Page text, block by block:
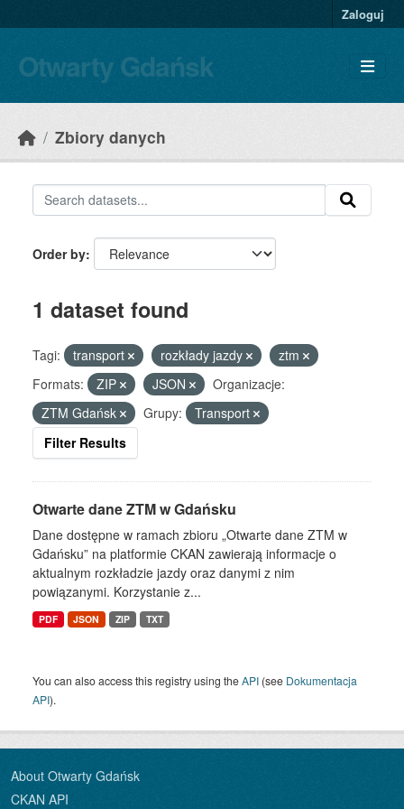
Zaloguj
Otwarty Gdańsk
Zbiory danych
Order by
1 dataset found
Tagi: transport rozkłady jazdy
ztm
Formats:
ZIP JSON
Organizacje:
ZTM Gdańsk
Grupy:
Transport
Filter Results
Otwarte dane ZTM w Gdańsku
Dane dostępne w ramach zbioru „Otwarte dane ZTM w
Gdańsku” na platformie CKAN zawierają informacje o
aktualnym rozkładzie jazdy oraz danymi z nim
powiązanymi. Korzystanie z...
PDF JSON ZIP TXT
You can also access this registry using theAPI (see Dokumentacja
API).
About Otwarty Gdańsk
CKAN API